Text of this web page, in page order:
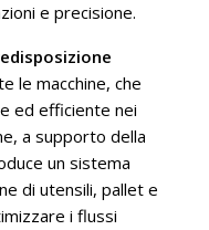
e precisione.
le macchine, che
ed efficiente nei
a supporto della
un sistema
di utensili, pallet e
i flussi